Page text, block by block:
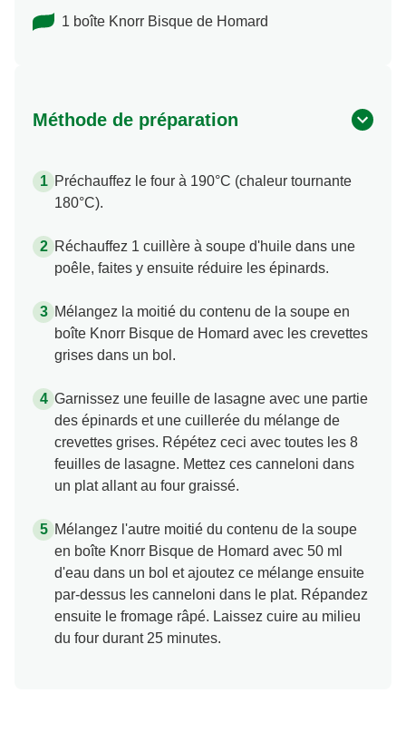
1 boîte Knorr Bisque de Homard
Méthode de préparation
Préchauffez le four à 190°C (chaleur tournante
180°C).
Réchauffez 1 cuillère à soupe d'huile dans une
poêle, faites y ensuite réduire les épinards.
Mélangez la moitié du contenu de la soupe en
boîte Knorr Bisque de Homard avec les crevettes
grises dans un bol.
Garnissez une feuille de lasagne avec une partie
des épinards et une cuillerée du mélange de
crevettes grises. Répétez ceci avec toutes les 8
feuilles de lasagne. Mettez ces canneloni dans
un plat allant au four graissé.
Mélangez l'autre moitié du contenu de la soupe
en boîte Knorr Bisque de Homard avec 50 ml
d'eau dans un bol et ajoutez ce mélange ensuite
par-dessus les canneloni dans le plat. Répandez
ensuite le fromage râpé. Laissez cuire au milieu
du four durant 25 minutes.